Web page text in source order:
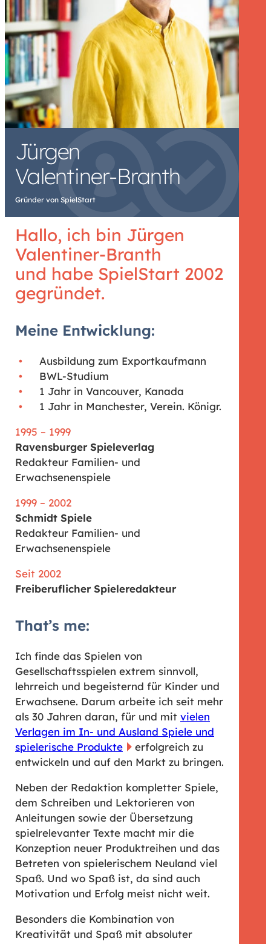
Jürgen
Valentiner-Branth
Gründer von SpielStart
Hallo, ich bin Jürgen
Valentiner-Branth
und habe SpielStart 2002
gegründet.
Meine Entwicklung:
Ausbildung zum Exportkaufmann
BWL-Studium
1 Jahr in Vancouver, Kanada
1 Jahr in Manchester, Verein. Königr.
1995 – 1999
Ravensburger Spieleverlag
Redakteur Familien- und
Erwachsenenspiele
1999 – 2002
Schmidt Spiele
Redakteur Familien- und
Erwachsenenspiele
Seit 2002
Freiberuflicher Spieleredakteur
That’s me:
Ich finde das Spielen von
Gesellschaftsspielen extrem sinnvoll,
lehrreich und begeisternd für Kinder und
Erwachsene. Darum arbeite ich seit mehr
als 30 Jahren daran, für und mit vielen
Verlagen im In- und Ausland Spiele und
spielerische Produkte
erfolgreich zu
entwickeln und auf den Markt zu bringen.
Neben der Redaktion kompletter Spiele,
dem Schreiben und Lektorieren von
Anleitungen sowie der Übersetzung
spielrelevanter Texte macht mir die
Konzeption neuer Produktreihen und das
Betreten von spielerischem Neuland viel
Spaß. Und wo Spaß ist, da sind auch
Motivation und Erfolg meist nicht weit.
Besonders die Kombination von
Kreativität und Spaß mit absoluter